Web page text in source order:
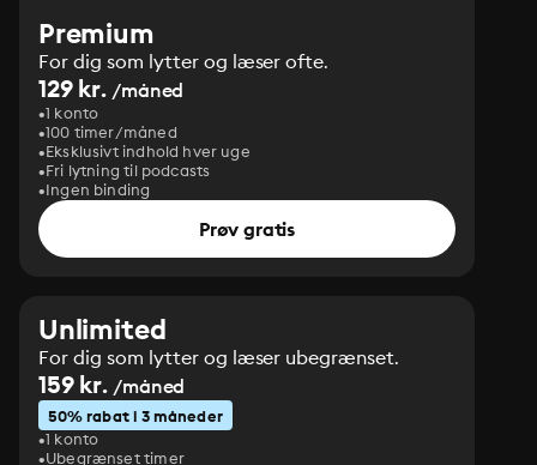
Premium
For dig som lytter og læser ofte.
129 kr. /måned
1 konto
100 timer/måned
Eksklusivt indhold hver uge
Fri lytning til podcasts
Ingen binding
Prøv gratis
Unlimited
For dig som lytter og læser ubegrænset.
159 kr. /måned
50% rabat i 3 måneder
1 konto
Ubegrænset timer